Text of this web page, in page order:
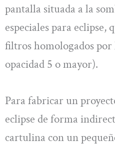
pantalla situada a la
especiales para
filtros homologados por
opacidad 5 o mayor).
Para fabricar un
eclipse de forma
cartulina con un